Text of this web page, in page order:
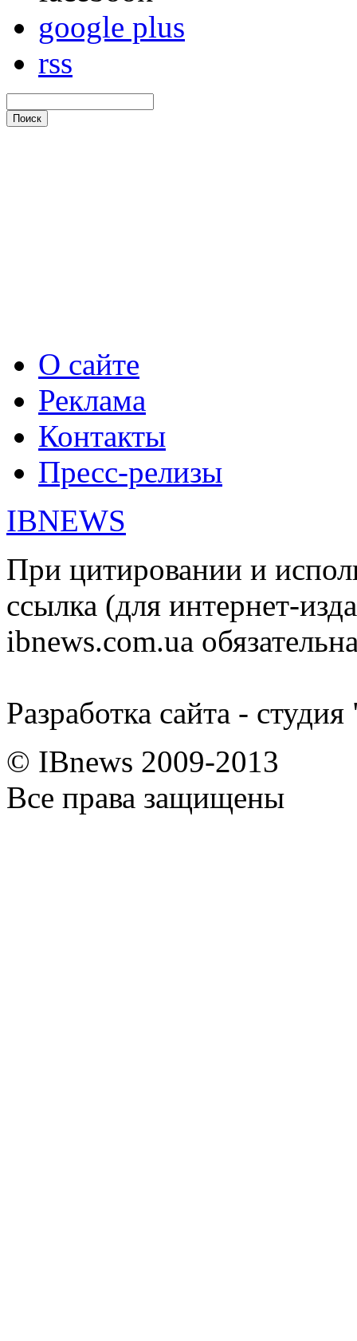
google plus
rss
О сайте
Реклама
Контакты
Пресс-релизы
IBNEWS
При цитировании и
ссылка (для интернет-
ibnews.com.ua
Разработка сайта -
© IBnews 2009-2013
Все права защищены